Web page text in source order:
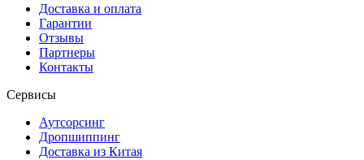
Доставка и оплата
Гарантии
Отзывы
Партнеры
Контакты
Сервисы
Аутсорсинг
Дропшиппинг
Доставка из Китая